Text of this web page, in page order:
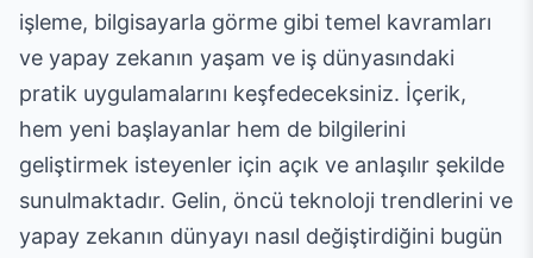
işleme, bilgisayarla görme gibi temel kavramları
ve yapay zekanın yaşam ve iş dünyasındaki
pratik uygulamalarını keşfedeceksiniz. İçerik,
hem yeni başlayanlar hem de bilgilerini
geliştirmek isteyenler için açık ve anlaşılır şekilde
sunulmaktadır. Gelin, öncü teknoloji trendlerini ve
yapay zekanın dünyayı nasıl değiştirdiğini bugün